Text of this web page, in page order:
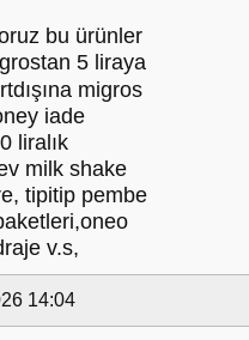
bu ürünler
5 liraya
migros
iade
liralık
milk shake
tipitip pembe
v.s,
14:04